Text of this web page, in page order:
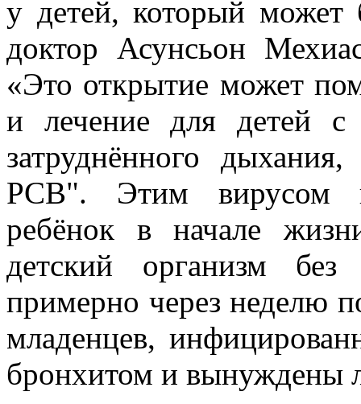
у детей, который
доктор Асунсьон
«Это открытие может
и лечение для детей с
затруднённого
РСВ". Этим вирусом
ребёнок в начале
детский организм
примерно через неделю
младенцев,
бронхитом и вынуждены